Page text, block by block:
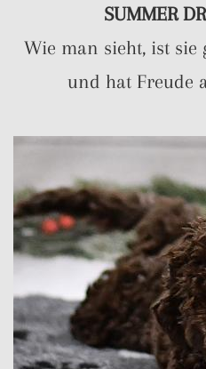
SUMMER
Wie man sieht, ist sie
und hat Freude